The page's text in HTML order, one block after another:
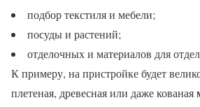
подбор текстиля и мебели;
посуды и растений;
отделочных и материалов для
К примеру, на пристройке будет
плетеная, древесная или даже кованая